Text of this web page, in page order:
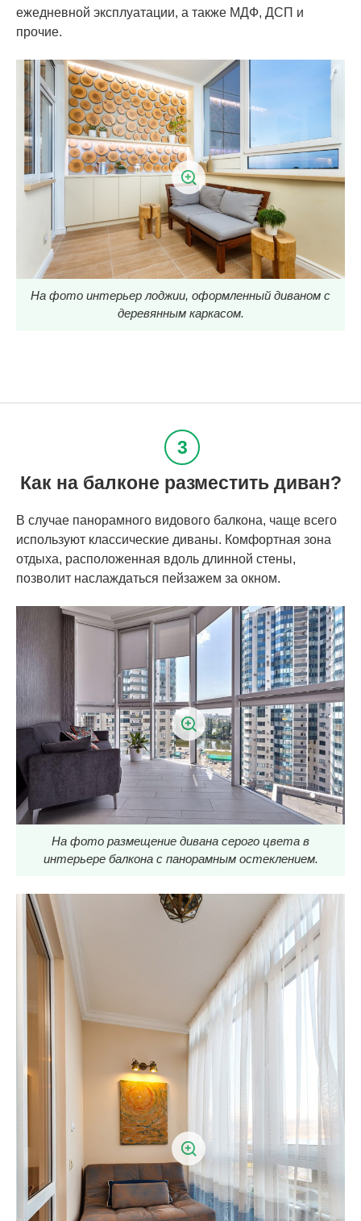
ежедневной эксплуатации, а также МДФ, ДСП и
прочие.
На фото интерьер лоджии, оформленный диваном с
деревянным каркасом.
Как на балконе разместить диван?
В случае панорамного видового балкона, чаще всего
используют классические диваны. Комфортная зона
отдыха, расположенная вдоль длинной стены,
позволит наслаждаться пейзажем за окном.
На фото размещение дивана серого цвета в
интерьере балкона с панорамным остеклением.